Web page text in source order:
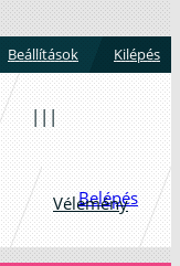
Beállítások Kilépés
|||
Vélemény
Belépés